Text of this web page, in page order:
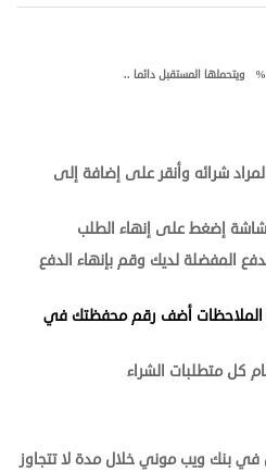
شرائه وأنقر على إضافة إلى
إضغط على إنهاء الطلب
المفضلة لديك وقم بإنهاء الدفع
الملاحظات أضف رقم محفظتك في
كل متطلبات الشراء
بنك ويب موني خلال مدة لا تتجاوز